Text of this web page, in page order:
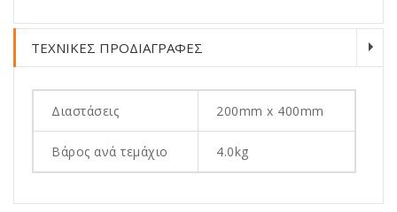
ΤΕΧΝΙΚΕΣ ΠΡΟΔΙΑΓΡΑΦΕΣ
Διαστάσεις 200mm x 400mm
Βάρος ανά τεμάχιο 4.0kg